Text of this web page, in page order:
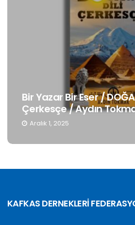
Bir Yazar Bir Eser /
Çerkesçe / Aydın
Aralık 1, 2025
KAFKAS DERNEKLERİ